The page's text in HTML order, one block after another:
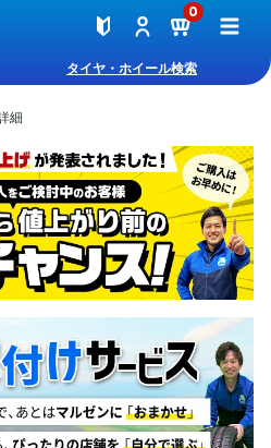
0
タイヤ・ホイール検索
細